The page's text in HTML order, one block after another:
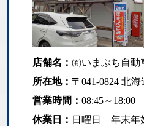
店舗名：㈲いまぶち自動
所在地： 〒041-0824 北
営業時間：08:45～18:00
休業日： 日曜日 年末